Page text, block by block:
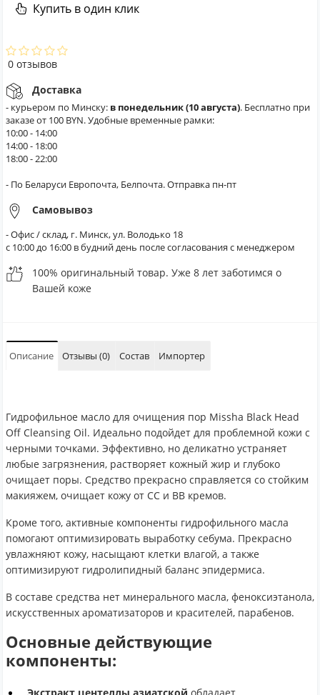
Купить в один клик
0 отзывов
Доставка
- курьером по Минску: в понедельник (10 августа). Бесплатно при
заказе от 100 BYN. Удобные временные рамки:
10:00 - 14:00
14:00 - 18:00
18:00 - 22:00
- По Беларуси Европочта, Белпочта. Отправка пн-пт
Самовывоз
- Офис / склад, г. Минск, ул. Володько 18
с 10:00 до 16:00 в будний день после согласования с менеджером
100% оригинальный товар. Уже 8 лет заботимся о
Вашей коже
Описание Отзывы (0) Состав Импортер
Гидрофильное масло для очищения пор Missha Black Head
Off Cleansing Oil. Идеально подойдет для проблемной кожи с
черными точками. Эффективно, но деликатно устраняет
любые загрязнения, растворяет кожный жир и глубоко
очищает поры. Средство прекрасно справляется со стойким
макияжем, очищает кожу от СС и ВВ кремов.
Кроме того, активные компоненты гидрофильного масла
помогают оптимизировать выработку себума. Прекрасно
увлажняют кожу, насыщают клетки влагой, а также
оптимизируют гидролипидный баланс эпидермиса.
В составе средства нет минерального масла, феноксиэтанола,
искусственных ароматизаторов и красителей, парабенов.
Основные действующие
компоненты: